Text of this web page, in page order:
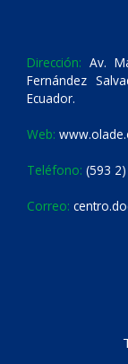
Dirección: Av.
Fernández
Ecuador.
Web:
Teléfono: (593
Correo: